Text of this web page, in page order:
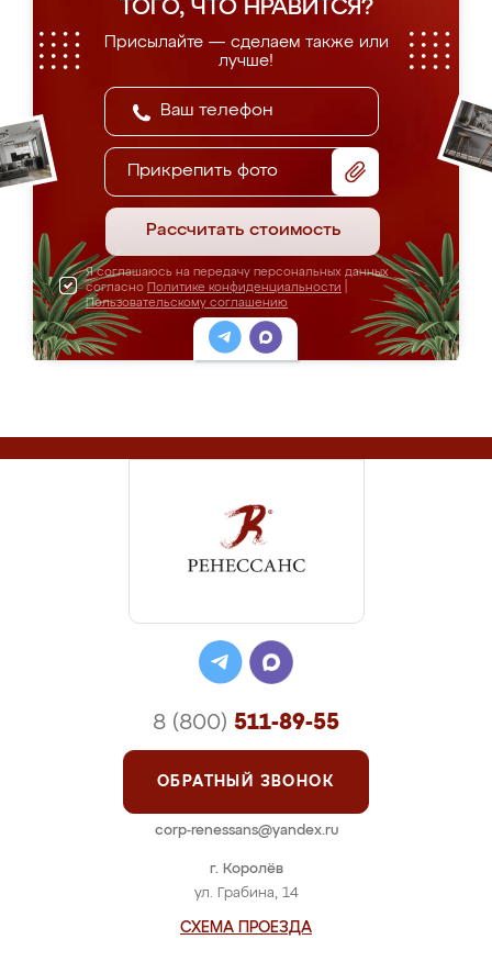
ТОГО, ЧТО НРАВИТСЯ?
Присылайте — сделаем также или
лучше!
Прикрепить фото
Рассчитать стоимость
Я соглашаюсь на передачу персональных данных
согласно Политике конфиденциальности
Пользовательскому соглашению
г. Королёв
ул. Грабина, 14
СХЕМА ПРОЕЗДА
8 (800) 511-89-55
ОБРАТНЫЙ ЗВОНОК
corp-renessans@yandex.ru